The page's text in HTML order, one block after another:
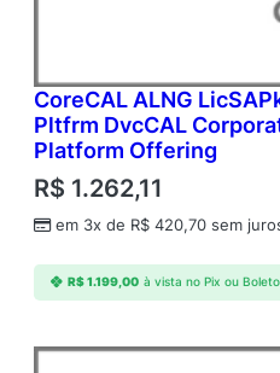
CoreCAL ALNG
Pltfrm DvcCAL
Platform Offering
R$ 1.262,11
em 3x de R$ 420,70 sem
R$1.199,00 à vista no Pix ou Boleto